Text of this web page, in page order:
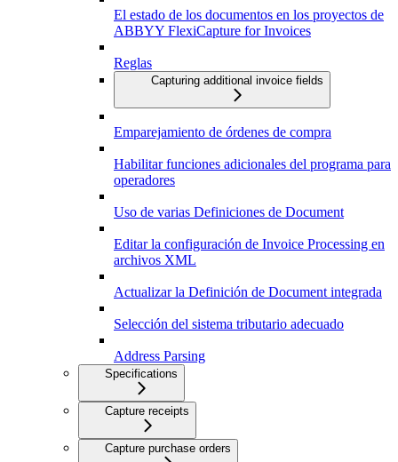
El estado de los documentos en los proyectos de
ABBYY FlexiCapture for Invoices
Reglas
Capturing additional invoice fields
Emparejamiento de órdenes de compra
Habilitar funciones adicionales del programa para
operadores
Uso de varias Definiciones de Document
Editar la configuración de Invoice Processing en
archivos XML
Actualizar la Definición de Document integrada
Selección del sistema tributario adecuado
Address Parsing
Specifications
Capture receipts
Capture purchase orders